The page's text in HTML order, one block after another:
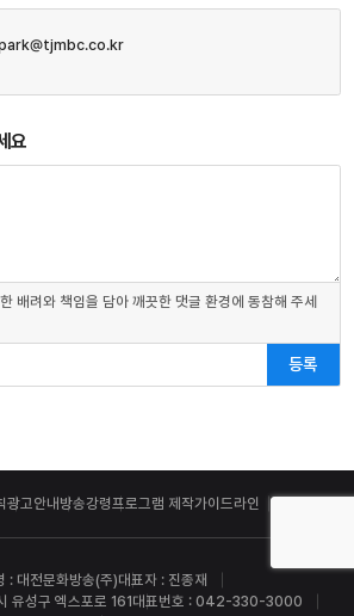
요
배려와 책임을 담아 깨끗한 댓글 환경에 동참해 주세
등록
광고안내방송강령프로그램 제작가이드라인
: 대전문화방송(주)대표자 : 진종재
유성구 엑스포로 161대표번호 : 042-330-3000